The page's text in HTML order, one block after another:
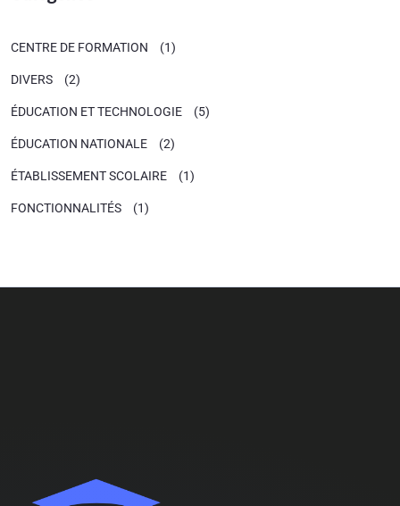
CENTRE DE FORMATION (1)
DIVERS (2)
ÉDUCATION ET TECHNOLOGIE (5)
ÉDUCATION NATIONALE (2)
ÉTABLISSEMENT SCOLAIRE (1)
FONCTIONNALITÉS (1)